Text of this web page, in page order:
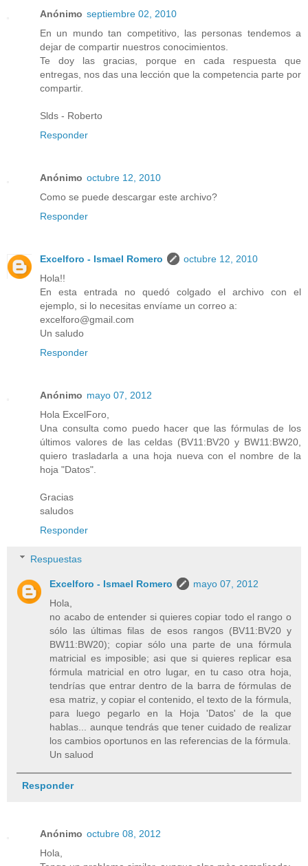
Anónimo septiembre 02, 2010
En un mundo tan competitivo, las personas tendemos a
dejar de compartir nuestros conocimientos.
Te doy las gracias, porque en cada respuesta que
entregas, nos das una lección que la competencia parte por
compartir.
Slds - Roberto
Responder
Anónimo octubre 12, 2010
Como se puede descargar este archivo?
Responder
Excelforo - Ismael Romero
octubre 12, 2010
Hola!!
En esta entrada no quedó colgado el archivo con el
ejemplo, si lo necesitas envíame un correo a:
excelforo@gmail.com
Un saludo
Responder
Anónimo mayo 07, 2012
Hola ExcelForo,
Una consulta como puedo hacer que las fórmulas de los
últimos valores de las celdas (BV11:BV20 y BW11:BW20,
quiero trasladarla a una hoja nueva con el nombre de la
hoja "Datos".
Gracias
saludos
Responder
Respuestas
Excelforo - Ismael Romero
mayo 07, 2012
Hola,
no acabo de entender si quieres copiar todo el rango o
sólo las últimas filas de esos rangos (BV11:BV20 y
BW11:BW20); copiar sólo una parte de una fórmula
matricial es imposible; asi que si quieres replicar esa
fórmula matricial en otro lugar, en tu caso otra hoja,
tendrías que entrar dentro de la barra de fórmulas de
esa matriz, y copiar el contenido, el texto de la fórmula,
para luego pegarlo en la Hoja 'Datos' de la que
hablas... aunque tendrás que tener cuidado de realizar
los cambios oportunos en las referencias de la fórmula.
Un saluod
Responder
Anónimo octubre 08, 2012
Hola,